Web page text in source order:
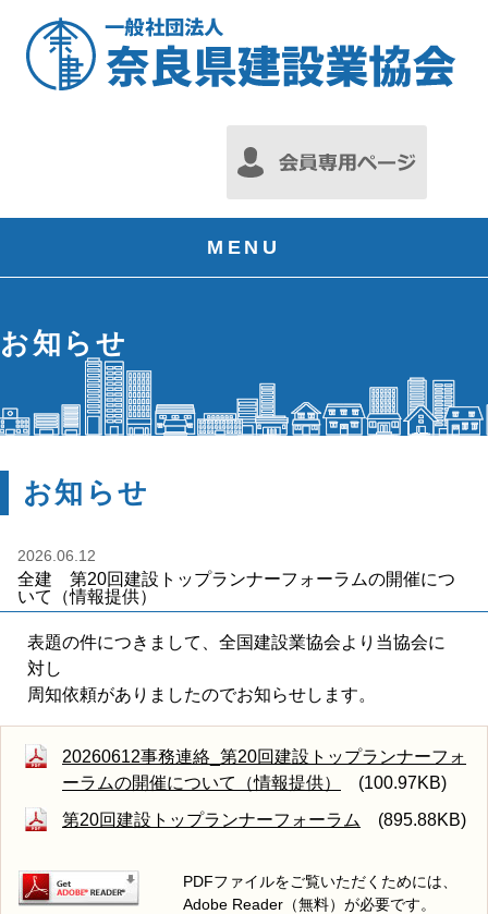
MENU
お知らせ
お知らせ
2026.06.12
全建 第20回建設トップランナーフォーラムの開催につ
いて（情報提供）
表題の件につきまして、全国建設業協会より当協会に
対し
周知依頼がありましたのでお知らせします。
20260612事務連絡_第20回建設トップランナーフォ
ーラムの開催について（情報提供）
(100.97KB)
第20回建設トップランナーフォーラム
(895.88KB)
PDFファイルをご覧いただくためには、
Adobe Reader（無料）が必要です。